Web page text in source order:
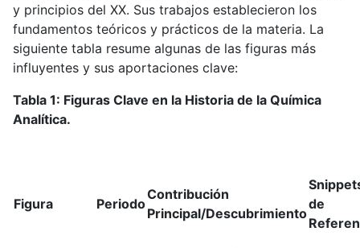
y principios del XX. Sus trabajos establecieron los
fundamentos teóricos y prácticos de la materia. La
siguiente tabla resume algunas de las figuras más
influyentes y sus aportaciones clave:
Tabla 1: Figuras Clave en la Historia de la Química
Analítica.
Figura Periodo
Contribución
Principal/Descubrimiento
de